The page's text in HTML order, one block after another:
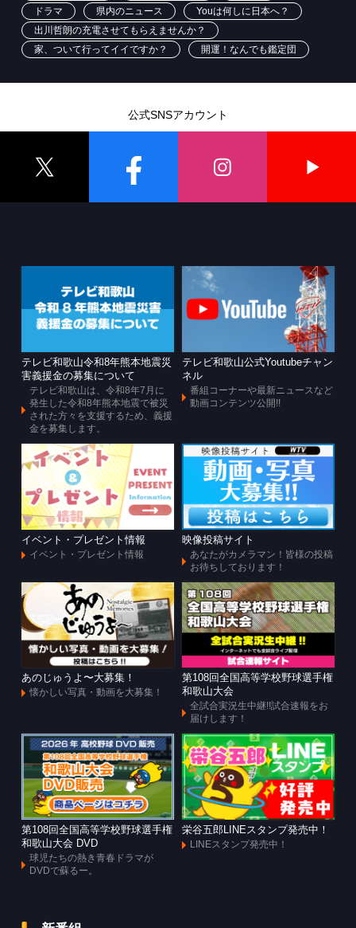
ドラマ
県内のニュース
Youは何しに日本へ？
出川哲朗の充電させてもらえませんか？
家、ついて行ってイイですか？
開運！なんでも鑑定団
公式SNSアカウント
テレビ和歌山令和8年熊本地震災
害義援金の募集について
テレビ和歌山は、令和8年7月に
発生した令和8年熊本地震で被災
された方々を支援するため、義援
金を募集します。
テレビ和歌山公式Youtubeチャン
ネル
番組コーナーや最新ニュースなど
動画コンテンツ公開!!
イベント・プレゼント情報
イベント・プレゼント情報
映像投稿サイト
あなたがカメラマン！皆様の投稿
お待ちしております！
あのじゅうよ〜大募集！
懐かしい写真・動画を大募集！
第108回全国高等学校野球選手権
和歌山大会
全試合実況生中継!!試合速報をお
届けします！
第108回全国高等学校野球選手権
和歌山大会 DVD
球児たちの熱き青春ドラマが
DVDで蘇るー。
栄谷五郎LINEスタンプ発売中！
LINEスタンプ発売中！